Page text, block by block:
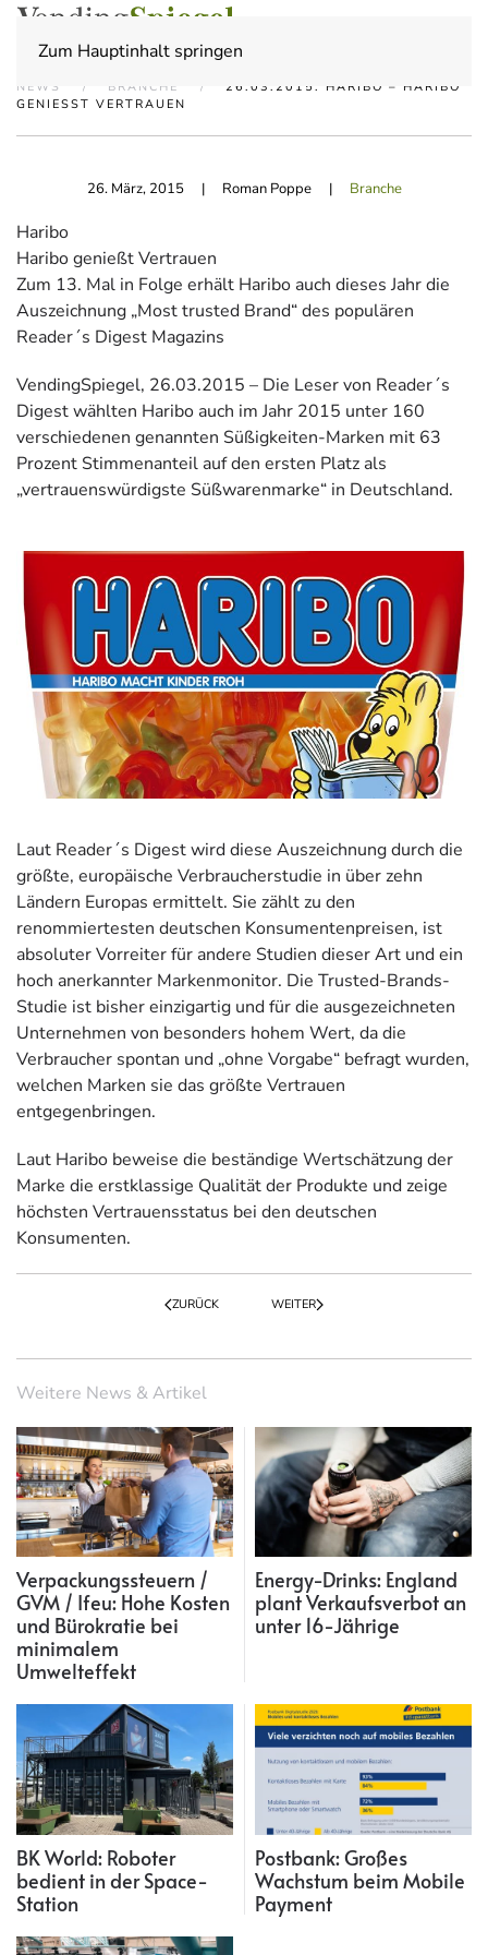
Zum Hauptinhalt springen
NEWS BRANCHE
26.03.2015: HARIBO – HARIBO
GENIESST VERTRAUEN
26. März, 2015| Roman Poppe | Branche
Haribo
Haribo genießt Vertrauen
Zum 13. Mal in Folge erhält Haribo auch dieses Jahr die
Auszeichnung „Most trusted Brand“ des populären
Reader´s Digest Magazins
VendingSpiegel, 26.03.2015 – Die Leser von Reader´s
Digest wählten Haribo auch im Jahr 2015 unter 160
verschiedenen genannten Süßigkeiten-Marken mit 63
Prozent Stimmenanteil auf den ersten Platz als
„vertrauenswürdigste Süßwarenmarke“ in Deutschland.
Laut Reader´s Digest wird diese Auszeichnung durch die
größte, europäische Verbraucherstudie in über zehn
Ländern Europas ermittelt. Sie zählt zu den
renommiertesten deutschen Konsumentenpreisen, ist
absoluter Vorreiter für andere Studien dieser Art und ein
hoch anerkannter Markenmonitor. Die Trusted-Brands-
Studie ist bisher einzigartig und für die ausgezeichneten
Unternehmen von besonders hohem Wert, da die
Verbraucher spontan und „ohne Vorgabe“ befragt wurden,
welchen Marken sie das größte Vertrauen
entgegenbringen.
Laut Haribo beweise die beständige Wertschätzung der
Marke die erstklassige Qualität der Produkte und zeige
höchsten Vertrauensstatus bei den deutschen
Konsumenten.
ZURÜCK WEITER
Weitere News & Artikel
Verpackungssteuern /
GVM / Ifeu: Hohe Kosten
und Bürokratie bei
minimalem
Umwelteffekt
Energy-Drinks: England
plant Verkaufsverbot an
unter 16-Jährige
BK World: Roboter
bedient in der Space-
Station
Postbank: Großes
Wachstum beim Mobile
Payment